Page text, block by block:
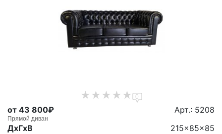
0
от 43 800₽ Арт.: 5208
Прямой диван
ДxГxВ 215x85x85